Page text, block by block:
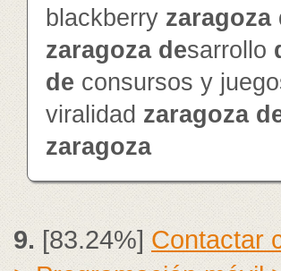
blackberry zaragoza
zaragoza desarrollo
de consursos y
viralidad zaragoza
zaragoza
9.[83.24%]Contactar